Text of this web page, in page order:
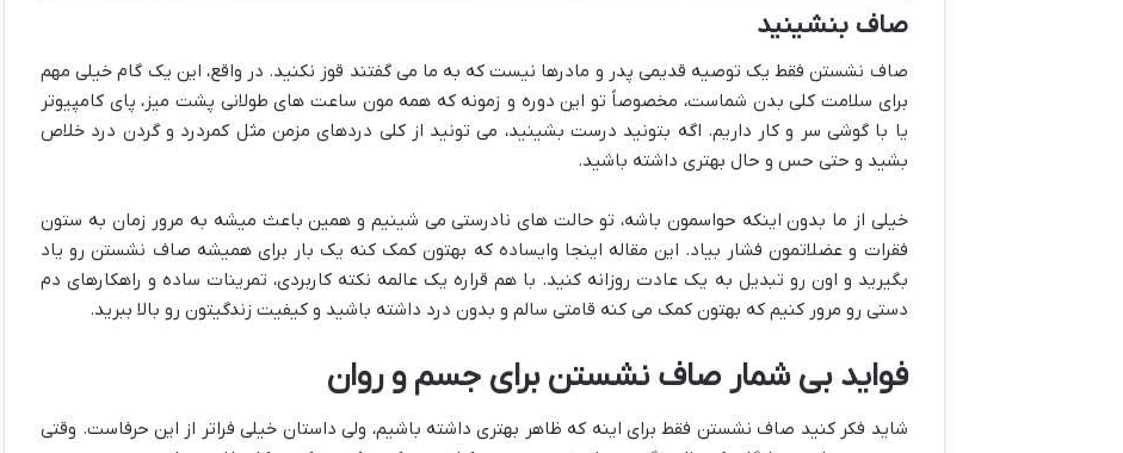
صاف بنشینید ‎
صاف نشستن فقط یک توصیه قدیمی پدر و مادرها نیست که به ما می گفتند قوز نکنید. در واقع، این یک گام خیلی مهم
برای سلامت کلی بدن شماست، مخصوصاً تو این دوره و زمونه که همه مون ساعت های طولانی پشت میز، پای کامپیوتر
یا با گوشی سر و کار داریم. اگه بتونید درست بشینید، می تونید از کلی دردهای مزمن مثل کمردرد و گردن درد خلاص
بشید و حتی حس و حال بهتری داشته باشید.
خیلی از ما بدون اینکه حواسمون باشه، تو حالت های نادرستی می شینیم و همین باعث میشه به مرور زمان به ستون
فقرات و عضلاتمون فشار بیاد. این مقاله اینجا وایساده که بهتون کمک کنه یک بار برای همیشه صاف نشستن رو یاد
بگیرید و اون رو تبدیل به یک عادت روزانه کنید. با هم قراره یک عالمه نکته کاربردی، تمرینات ساده و راهکارهای دم
دستی رو مرور کنیم که بهتون کمک می کنه قامتی سالم و بدون درد داشته باشید و کیفیت زندگیتون رو بالا ببرید.
فواید بی شمار صاف نشستن برای جسم و روان
شاید فکر کنید صاف نشستن فقط برای اینه که ظاهر بهتری داشته باشیم، ولی داستان خیلی فراتر از این حرفاست. وقتی